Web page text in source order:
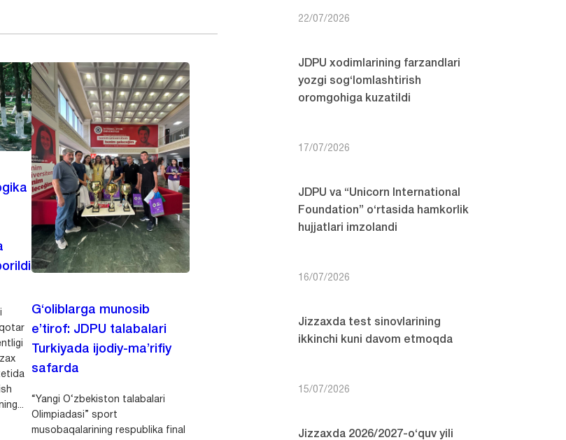
G‘oliblarga munosib
e’tirof: JDPU talabalari
Turkiyada ijodiy-ma’rifiy
safarda
“Yangi O‘zbekiston talabalari
Olimpiadasi” sport
musobaqalarining respublika final
22/07/2026
JDPU xodimlarining farzandlari
yozgi sog‘lomlashtirish
oromgohiga kuzatildi
17/07/2026
JDPU va “Unicorn International
Foundation” o‘rtasida hamkorlik
hujjatlari imzolandi
16/07/2026
Jizzaxda test sinovlarining
ikkinchi kuni davom etmoqda
15/07/2026
Jizzaxda 2026/2027-o‘quv yili